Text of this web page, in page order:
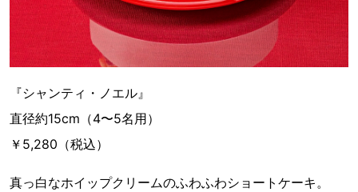
『シャンティ・ノエル』
直径約15cm（4〜5名用）
￥5,280（税込）
真っ白なホイップクリームのふわふわショートケーキ。